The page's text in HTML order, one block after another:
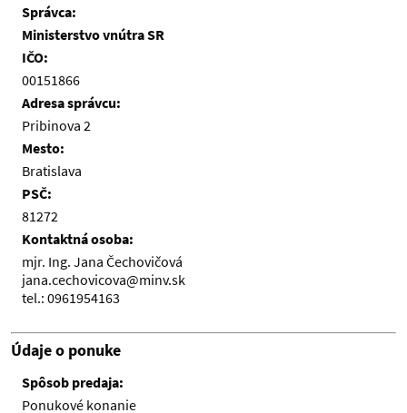
Správca:
Ministerstvo vnútra SR
IČO:
00151866
Adresa správcu:
Pribinova 2
Mesto:
Bratislava
PSČ:
81272
Kontaktná osoba:
mjr. Ing. Jana Čechovičová
jana.cechovicova@minv.sk
tel.: 0961954163
Údaje o ponuke
Spôsob predaja:
Ponukové konanie